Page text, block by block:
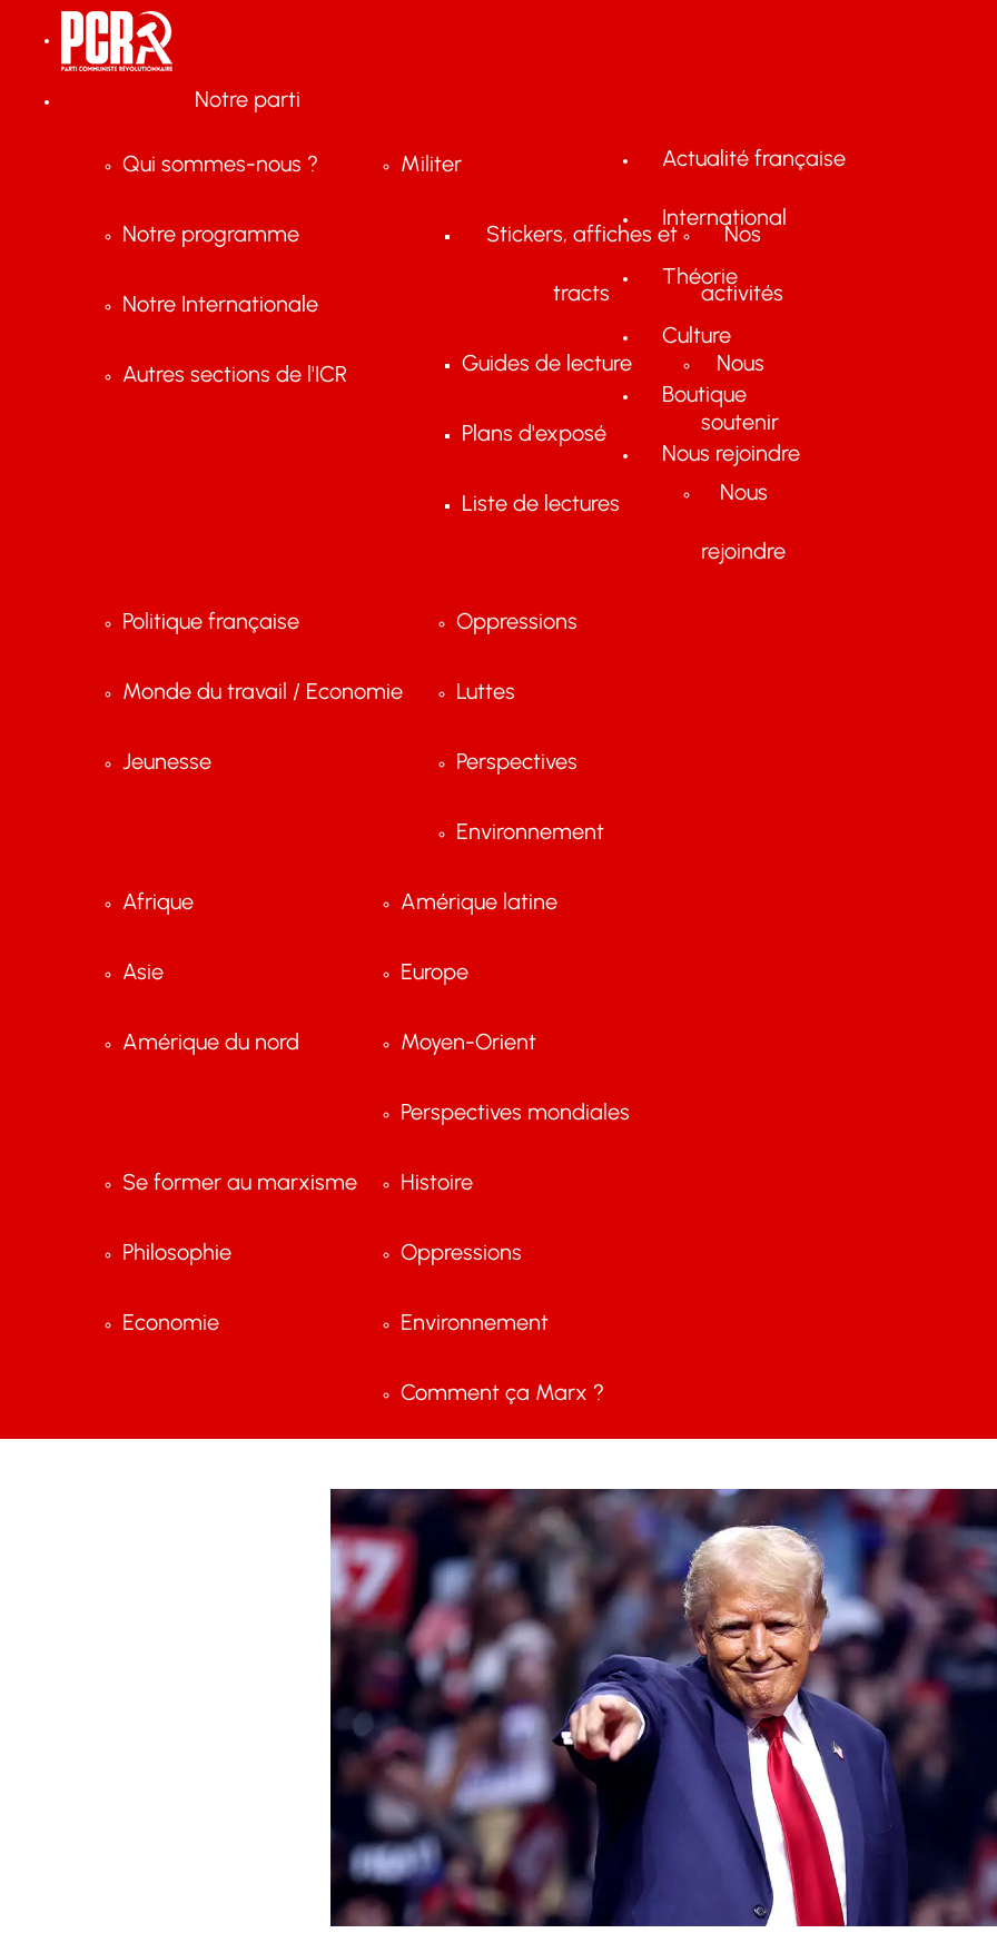
Notre parti
Qui sommes-nous ?
Notre programme
Notre Internationale
Autres sections de l'ICR
Militer
Stickers, affiches et
tracts
Guides de lecture
Plans d'exposé
Liste de lectures
Nos
activités
Nous
soutenir
Nous
rejoindre
Actualité française
Politique française
Monde du travail / Economie
Jeunesse
Oppressions
Luttes
Perspectives
Environnement
International
Afrique
Asie
Amérique du nord
Amérique latine
Europe
Moyen-Orient
Perspectives mondiales
Théorie
Se former au marxisme
Philosophie
Economie
Histoire
Oppressions
Environnement
Comment ça Marx ?
Culture
Boutique
Nous rejoindre